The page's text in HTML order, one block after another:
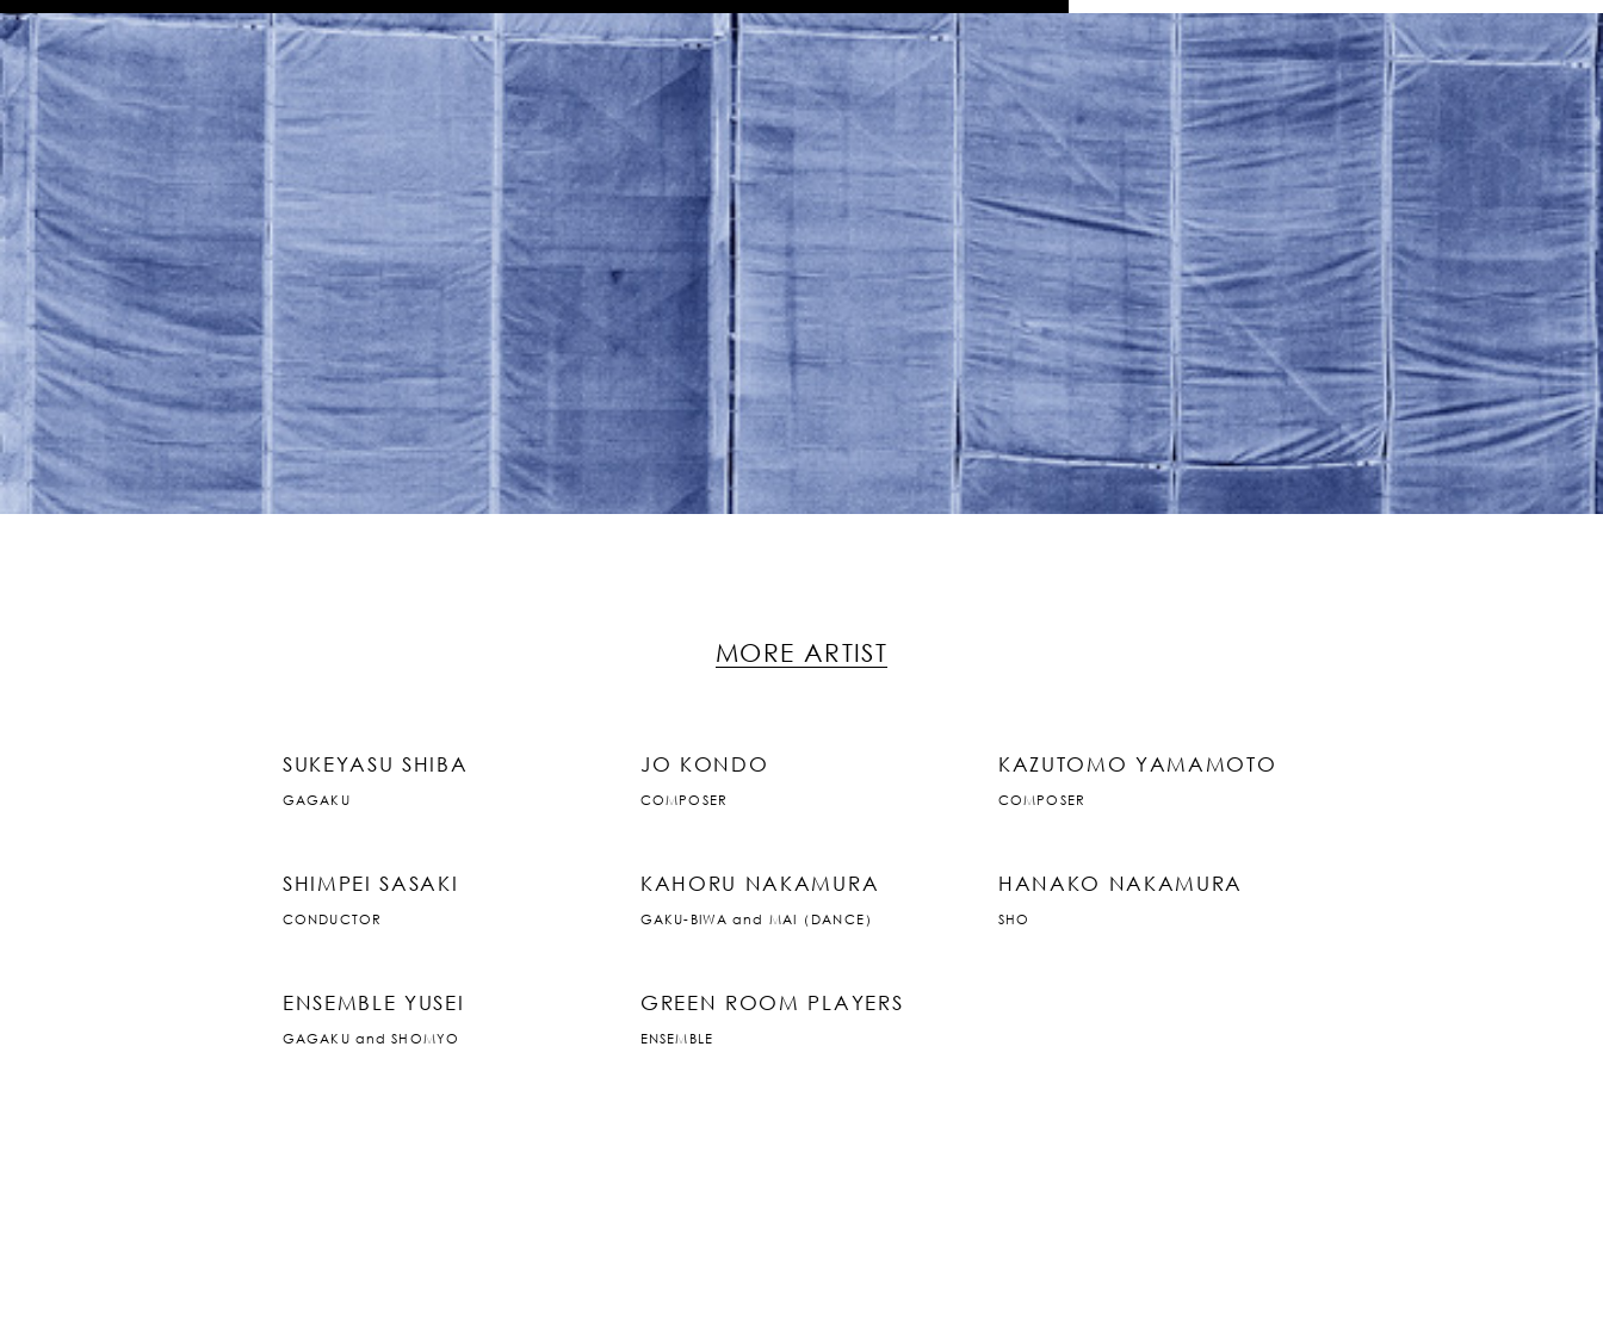
MORE ARTIST
SUKEYASU SHIBA
GAGAKU
JO KONDO
COMPOSER
KAZUTOMO YAMAMOTO
COMPOSER
SHIMPEI SASAKI
CONDUCTOR
KAHORU NAKAMURA
GAKU-BIWA and MAI（DANCE）
HANAKO NAKAMURA
SHO
ENSEMBLE YUSEI
GAGAKU and SHOMYO
GREEN ROOM PLAYERS
ENSEMBLE